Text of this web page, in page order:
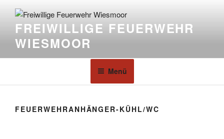
FREIWILLIGE FEUERWEHR
WIESMOOR
Menü
FEUERWEHRANHÄNGER-KÜHL/WC